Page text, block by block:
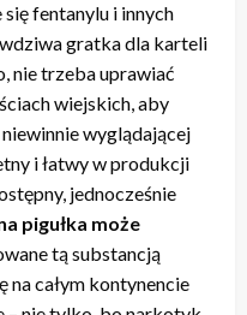
fentanylu i innych
gratka dla karteli
nie trzeba uprawiać
wiejskich, aby
wyglądającej
i łatwy w produkcji
jednocześnie
pigułka może
tą substancją
całym kontynencie